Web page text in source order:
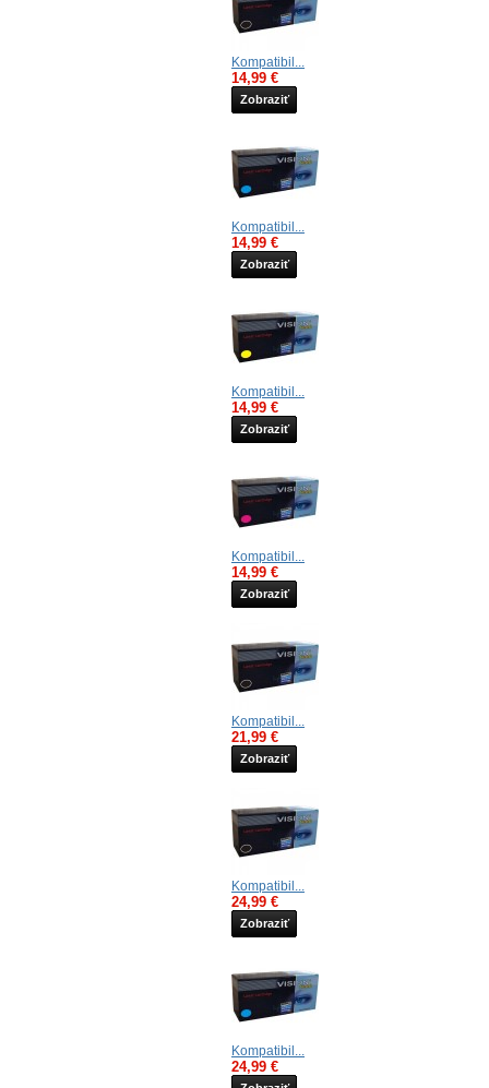
Kompatibil...
14,99 €
Zobraziť
Kompatibil...
14,99 €
Zobraziť
Kompatibil...
14,99 €
Zobraziť
Kompatibil...
14,99 €
Zobraziť
Kompatibil...
21,99 €
Zobraziť
Kompatibil...
24,99 €
Zobraziť
Kompatibil...
24,99 €